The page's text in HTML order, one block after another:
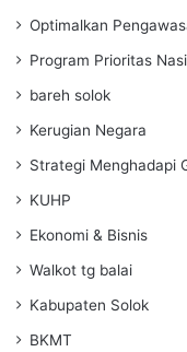
Optimalkan
Program Prioritas
bareh solok
Kerugian Negara
Strategi Menghadapi
KUHP
Ekonomi & Bisnis
Walkot tg balai
Kabupaten Solok
BKMT